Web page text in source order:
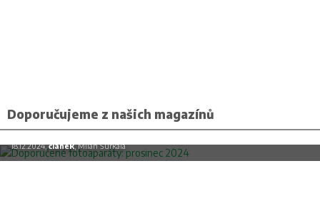
Doporučujeme z našich magazínů
Doporučené fotoaparáty: prosinec 2024
18.12.2024,článek, Milan Šurkala